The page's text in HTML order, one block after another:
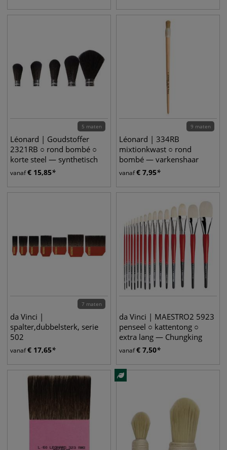
5 maten
Léonard | Goudstoffer
2321RB ○ rond bombé ○
korte steel — synthetisch
haar
vanaf€ 15,85
9 maten
Léonard | 334RB
mixtionkwast ○ rond
bombé — varkenshaar
vanaf€ 7,95
7 maten
da Vinci |
spalter,dubbelsterk, serie
502
vanaf€ 17,65
da Vinci | MAESTRO2 5923
penseel ○ kattentong ○
extra lang — Chungking
varkenshaar
vanaf€ 7,50